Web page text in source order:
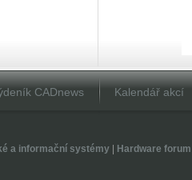
CADnews Kalendář akcí
a informační systémy| Hardware forum